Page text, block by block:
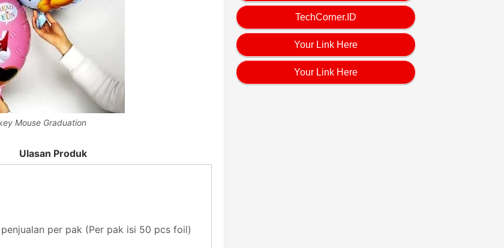
Mouse Graduation
per pak (Per pak isi 50 pcs foil)
Ulasan Produk
TechCorner.ID
Your Link Here
Your Link Here